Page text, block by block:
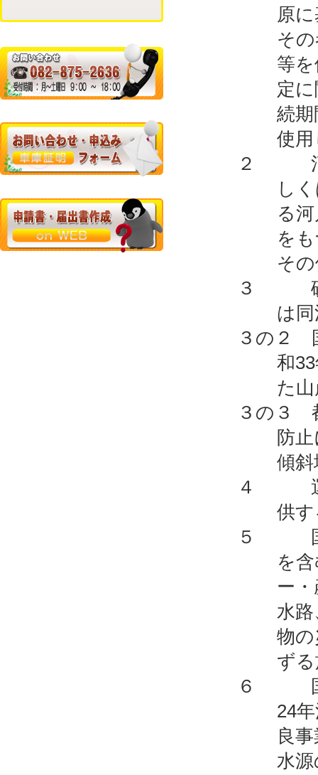
原
そ
等
定
続
使
２ 河川
し
る
を
そ
３ 砂防
は
３の２
和
た
３の３
防
傾斜
４ 運河
供
５ 国、
を
ー
水
物
ず
６ 国、
24
良
水